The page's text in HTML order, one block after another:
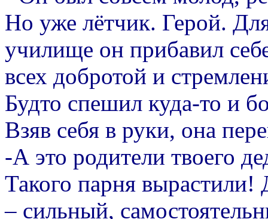
Но уже лётчик. Герой.
училище он прибавил
всех добротой и
Будто спешил куда-то и
Взяв себя в руки, она
-А это родители твоего
Такого парня
– сильный,